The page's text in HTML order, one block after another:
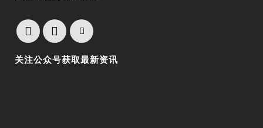
关注公众号获取最新资讯